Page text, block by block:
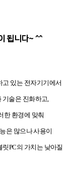
됩니다~ ^^
고 있는 전자기기에서
기술은 진화하고,
한 환경에 맞춰
은 많으나 사용이
PC의 가치는 낮아질